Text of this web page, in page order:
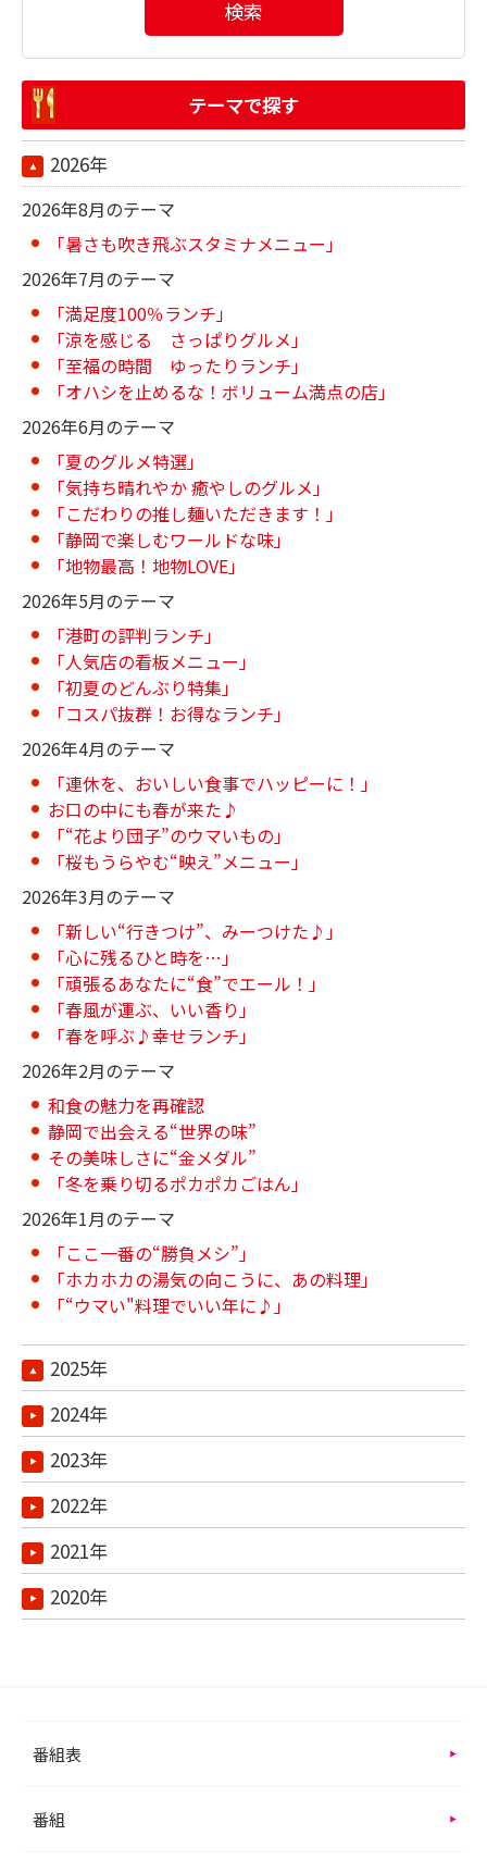
検索
テーマで探す
2026年
2026年8月のテーマ
「暑さも吹き飛ぶスタミナメニュー」
2026年7月のテーマ
「満足度100％ランチ」
「涼を感じる さっぱりグルメ」
「至福の時間 ゆったりランチ」
「オハシを止めるな！ボリューム満点の店」
2026年6月のテーマ
「夏のグルメ特選」
「気持ち晴れやか 癒やしのグルメ」
「こだわりの推し麺いただきます！」
「静岡で楽しむワールドな味」
「地物最高！地物LOVE」
2026年5月のテーマ
「港町の評判ランチ」
「人気店の看板メニュー」
「初夏のどんぶり特集」
「コスパ抜群！お得なランチ」
2026年4月のテーマ
「連休を、おいしい食事でハッピーに！」
お口の中にも春が来た♪
「“花より団子”のウマいもの」
「桜もうらやむ“映え”メニュー」
2026年3月のテーマ
「新しい“行きつけ”、みーつけた♪」
「心に残るひと時を…」
「頑張るあなたに“食”でエール！」
「春風が運ぶ、いい香り」
「春を呼ぶ♪幸せランチ」
2026年2月のテーマ
和食の魅力を再確認
静岡で出会える“世界の味”
その美味しさに“金メダル”
「冬を乗り切るポカポカごはん」
2026年1月のテーマ
「ここ一番の“勝負メシ”」
「ホカホカの湯気の向こうに、あの料理」
「“ウマい"料理でいい年に♪」
2025年
2024年
2023年
2022年
2021年
2020年
番組表
番組